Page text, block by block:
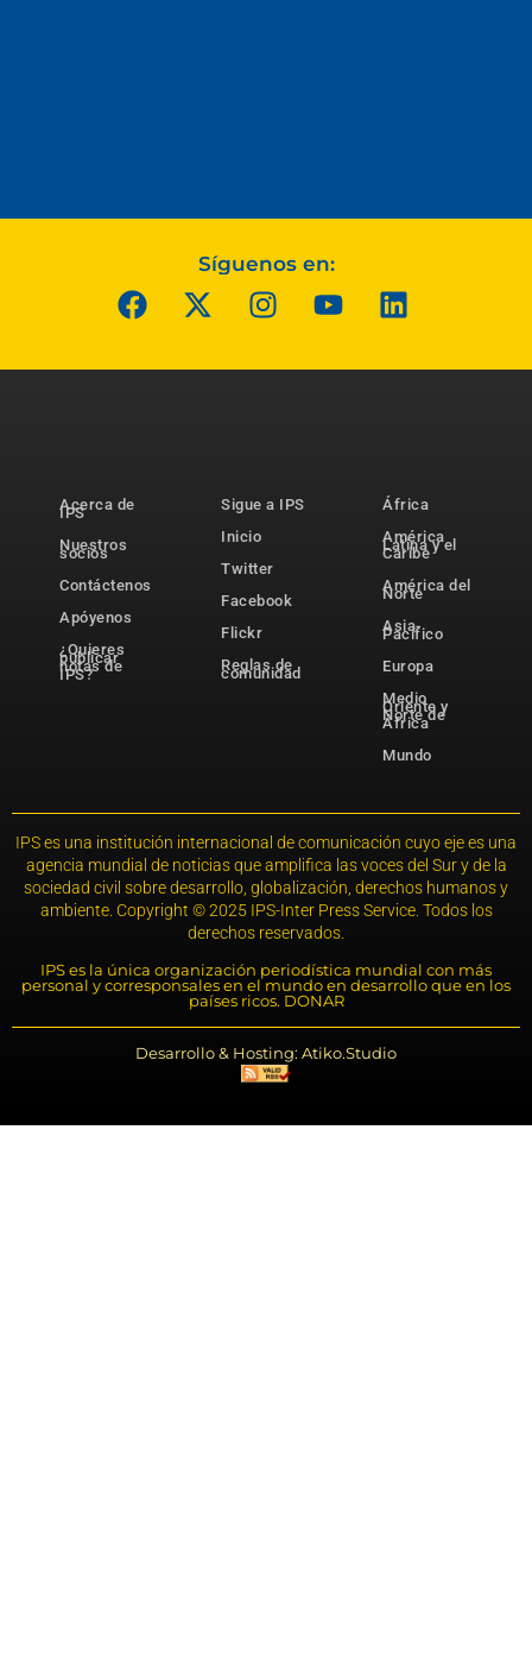
Síguenos en:
Acerca de
IPS
Nuestros
socios
Contáctenos
Apóyenos
¿Quieres
publicar
notas de
IPS?
Sigue a IPS
Inicio
Twitter
Facebook
Flickr
Reglas de
comunidad
África
América
Latina y el
Caribe
América del
Norte
Asia-
Pacífico
Europa
Medio
Oriente y
Norte de
África
Mundo
IPS es una institución internacional de comunicación cuyo eje es una
agencia mundial de noticias que amplifica las voces del Sur y de la
sociedad civil sobre desarrollo, globalización, derechos humanos y
ambiente. Copyright © 2025 IPS-Inter Press Service. Todos los
derechos reservados.
IPS es la única organización periodística mundial con más
personal y corresponsales en el mundo en desarrollo que en los
países ricos. DONAR
Desarrollo & Hosting: Atiko.Studio